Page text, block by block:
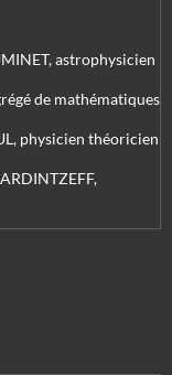
astrophysicien
de mathématiques
physicien théoricien